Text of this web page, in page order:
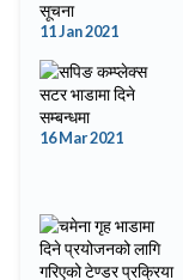
11 Jan 2021
16 Mar 2021